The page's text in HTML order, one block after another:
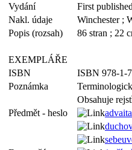
Vydání
First published
Nakl. údaje
Winchester ;
Popis (rozsah)
86 stran ; 22
EXEMPLÁŘE
ISBN
ISBN 978-1-
Poznámka
Obsahuje
Předmět - heslo